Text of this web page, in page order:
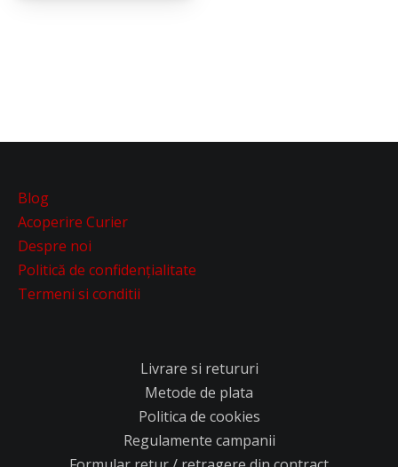
Blog
Acoperire Curier
Despre noi
Politică de confidențialitate
Termeni si conditii
Livrare si retururi
Metode de plata
Politica de cookies
Regulamente campanii